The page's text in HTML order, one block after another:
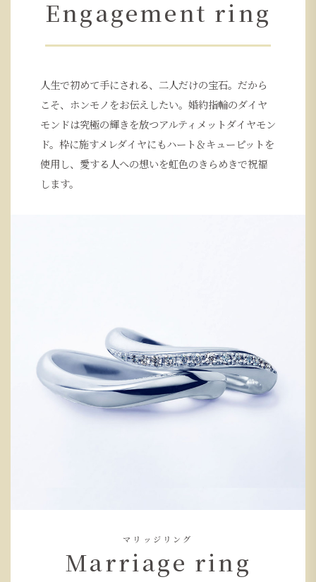
Engagement ring
人生で初めて手にされる、二人だけの宝石。だから
こそ、ホンモノをお伝えしたい。婚約指輪のダイヤ
モンドは究極の輝きを放つアルティメットダイヤモン
ド。枠に施すメレダイヤにもハート＆キューピットを
使用し、愛する人への想いを虹色のきらめきで祝福
します。
マリッジリング
Marriage ring